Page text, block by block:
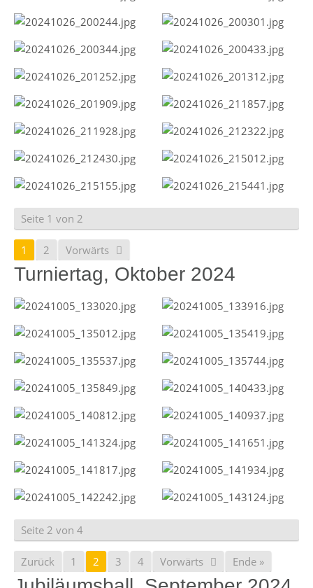
Seite 1 von 2
1 2 Vorwärts
Turniertag, Oktober 2024
Seite 2 von 4
Zurück 1 2 3 4 Vorwärts Ende »